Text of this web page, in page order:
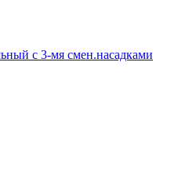
с 3-мя смен.насадками